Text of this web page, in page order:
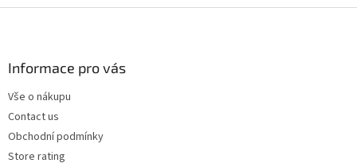
Informace pro vás
Vše o nákupu
Contact us
Obchodní podmínky
Store rating